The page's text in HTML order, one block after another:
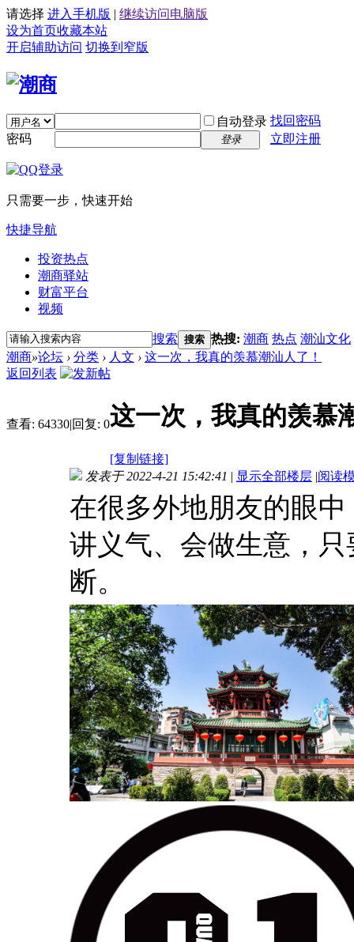
请选择 进入手机版 | 继续访问电脑版
设为首页收藏本站
开启辅助访问 切换到窄版
自动登录 找回密码
密码
登录 立即注册
只需要一步，快速开始
快捷导航
投资热点
潮商驿站
财富平台
视频
搜索 搜索 热搜: 潮商 热点 潮汕文化
潮商»论坛 › 分类 › 人文 › 这一次，我真的羡慕潮汕人了！
返回列表
查看: 64330|回复: 0这一次，我真的羡慕
[复制链接]
发表于 2022-4-21 15:42:41 | 显示全部楼层 |阅读
在很多外地朋友的眼
讲义气、会做生意，
断。